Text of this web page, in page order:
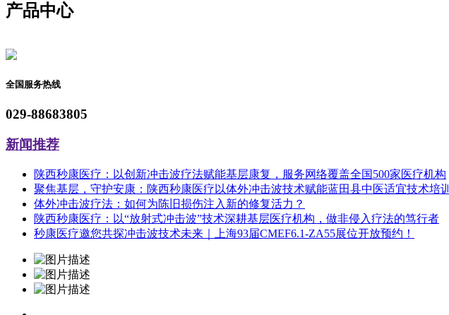
产品中心
全国服务热线
029-88683805
新闻推荐
陕西秒康医疗：以创新冲击波疗法赋能基层康复，服务网络覆盖全国500家医疗机构
聚焦基层，守护安康：陕西秒康医疗以体外冲击波技术赋能蓝田县中医适宜技术培训
体外冲击波疗法：如何为陈旧损伤注入新的修复活力？
陕西秒康医疗：以“放射式冲击波”技术深耕基层医疗机构，做非侵入疗法的笃行者
秒康医疗邀您共探冲击波技术未来｜上海93届CMEF6.1-ZA55展位开放预约！